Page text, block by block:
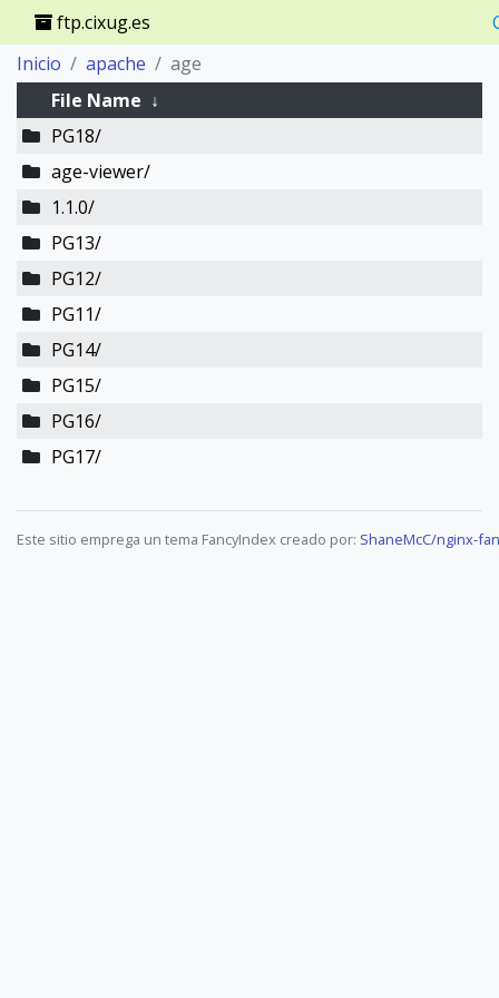
ftp.cixug.es
Inicio
apache
age
File Name ↓
PG18/
age-viewer/
1.1.0/
PG13/
PG12/
PG11/
PG14/
PG15/
PG16/
PG17/
Este sitio emprega un tema FancyIndex creado por: ShaneMcC/nginx-